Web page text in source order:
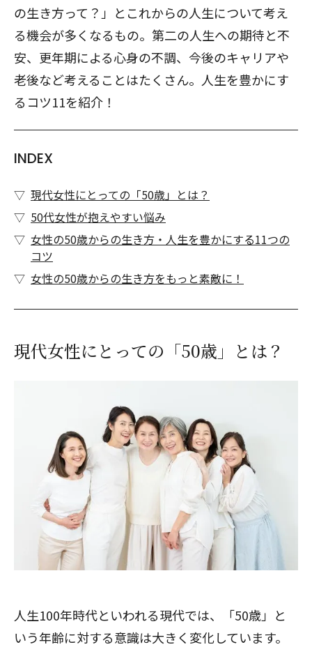
の生き方って？」とこれからの人生について考え
る機会が多くなるもの。第二の人生への期待と不
安、更年期による心身の不調、今後のキャリアや
老後など考えることはたくさん。人生を豊かにす
るコツ11を紹介！
INDEX
現代女性にとっての「50歳」とは？
50代女性が抱えやすい悩み
女性の50歳からの生き方・人生を豊かにする11つの
コツ
女性の50歳からの生き方をもっと素敵に！
現代女性にとっての「50歳」とは？
人生100年時代といわれる現代では、「50歳」と
いう年齢に対する意識は大きく変化しています。